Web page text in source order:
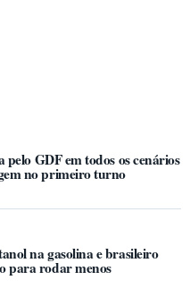
GDF em todos os cenários
no primeiro turno
na gasolina e brasileiro
para rodar menos